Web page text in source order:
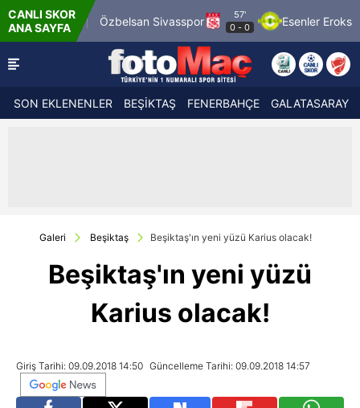
CANLI SKOR
ANA SAYFA
Spor Özbelsan Sivasspor
57'
0-0 Esenler Erokspor
SON EKLENENLER BEŞİKTAŞ FENERBAHÇE GALATASARAY
Galeri Beşiktaş Beşiktaş'ın yeni yüzü Karius olacak!
Beşiktaş'ın yeni yüzü
Karius olacak!
Giriş Tarihi: 09.09.2018 14:50 Güncelleme Tarihi: 09.09.2018 14:57